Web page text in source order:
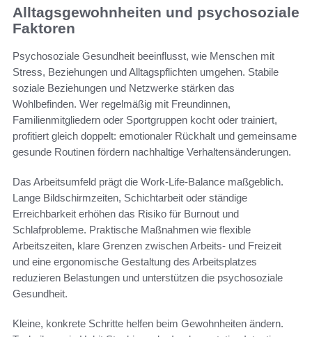
Alltagsgewohnheiten und psychosoziale
Faktoren
Psychosoziale Gesundheit beeinflusst, wie Menschen mit
Stress, Beziehungen und Alltagspflichten umgehen. Stabile
soziale Beziehungen und Netzwerke stärken das
Wohlbefinden. Wer regelmäßig mit Freundinnen,
Familienmitgliedern oder Sportgruppen kocht oder trainiert,
profitiert gleich doppelt: emotionaler Rückhalt und gemeinsame
gesunde Routinen fördern nachhaltige Verhaltensänderungen.
Das Arbeitsumfeld prägt die Work-Life-Balance maßgeblich.
Lange Bildschirmzeiten, Schichtarbeit oder ständige
Erreichbarkeit erhöhen das Risiko für Burnout und
Schlafprobleme. Praktische Maßnahmen wie flexible
Arbeitszeiten, klare Grenzen zwischen Arbeits- und Freizeit
und eine ergonomische Gestaltung des Arbeitsplatzes
reduzieren Belastungen und unterstützen die psychosoziale
Gesundheit.
Kleine, konkrete Schritte helfen beim Gewohnheiten ändern.